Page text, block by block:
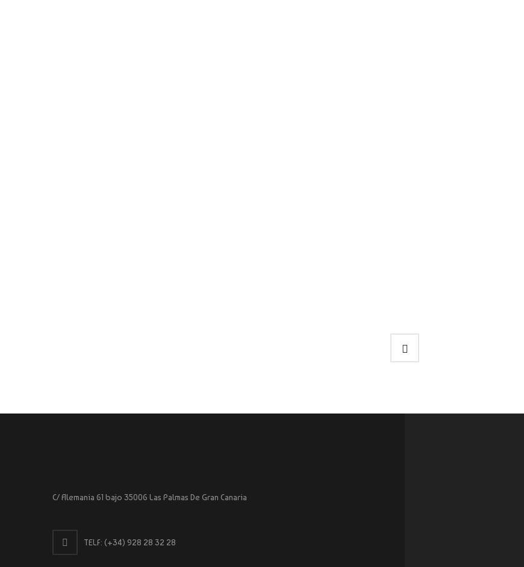
C/ Alemania 61 bajo 35006 Las Palmas De Gran Canaria
TELF: (+34) 928 28 32 28